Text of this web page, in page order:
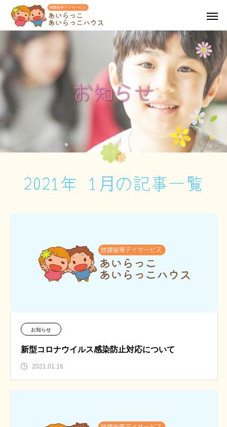
お知らせ
2021年 1月の記事一覧
お知らせ
新型コロナウイルス感染防止対応について
2021.01.16